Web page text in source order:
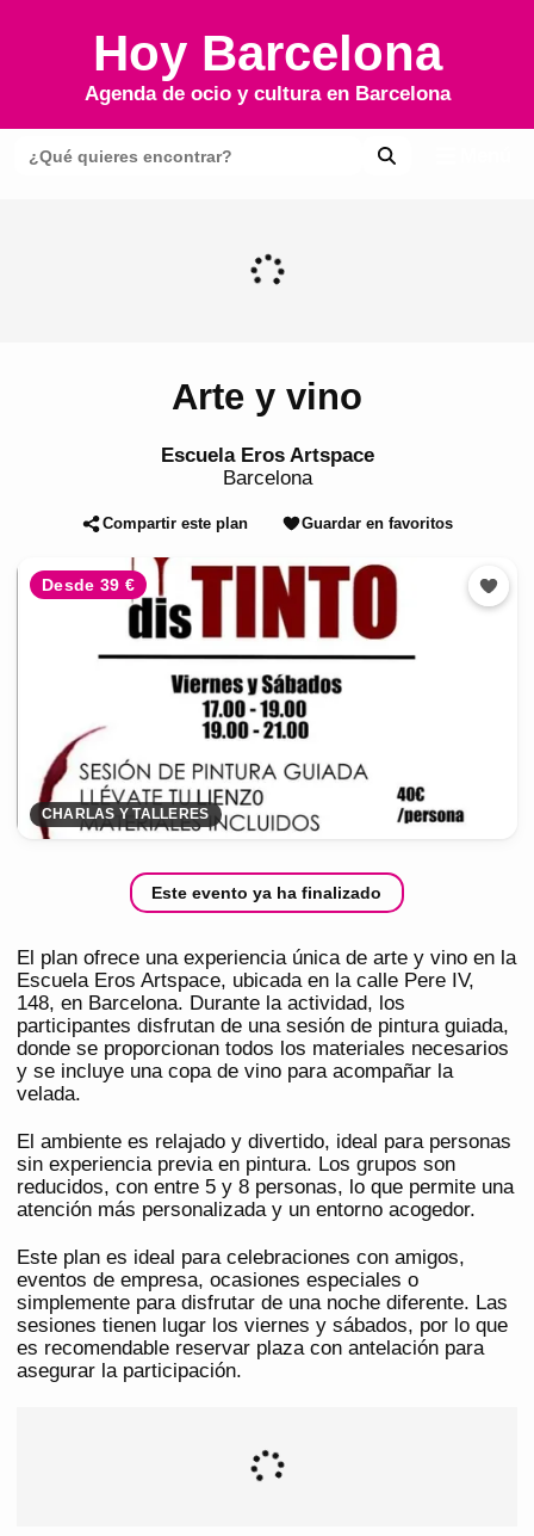
Hoy Barcelona
Agenda de ocio y cultura en Barcelona
Arte y vino
Escuela Eros Artspace
Barcelona
Compartir este plan Guardar en favoritos
Desde 39 €
CHARLAS Y TALLERES
Este evento ya ha finalizado
El plan ofrece una experiencia única de arte y vino en la
Escuela Eros Artspace, ubicada en la calle Pere IV,
148, en Barcelona. Durante la actividad, los
participantes disfrutan de una sesión de pintura guiada,
donde se proporcionan todos los materiales necesarios
y se incluye una copa de vino para acompañar la
velada.
El ambiente es relajado y divertido, ideal para personas
sin experiencia previa en pintura. Los grupos son
reducidos, con entre 5 y 8 personas, lo que permite una
atención más personalizada y un entorno acogedor.
Este plan es ideal para celebraciones con amigos,
eventos de empresa, ocasiones especiales o
simplemente para disfrutar de una noche diferente. Las
sesiones tienen lugar los viernes y sábados, por lo que
es recomendable reservar plaza con antelación para
asegurar la participación.